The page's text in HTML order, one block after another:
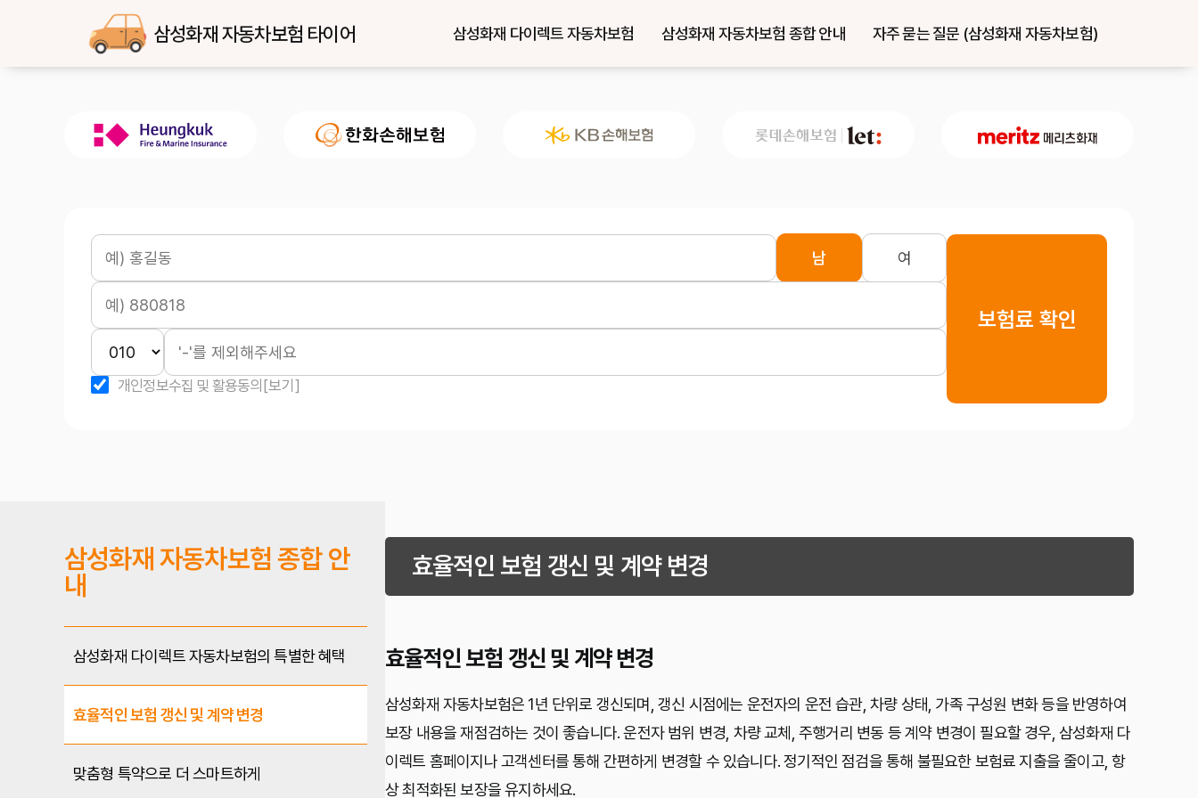
삼성화재 자동차보험 타이어 삼성화재 다이렉트 자동차보험 삼성화재 자동차보험 종합 안내 자주 묻는 질문 (삼성화재 자동차보험)
남 여
개인정보수집 및 활용동의 [보기]
보험료 확인
삼성화재 자동차보험 종합 안
내
삼성화재 다이렉트 자동차보험의 특별한 혜택
효율적인 보험 갱신 및 계약 변경
맞춤형 특약으로 더 스마트하게
효율적인 보험 갱신 및 계약 변경
효율적인 보험 갱신 및 계약 변경
삼성화재 자동차보험은 1년 단위로 갱신되며, 갱신 시점에는 운전자의 운전 습관, 차량 상태, 가족 구성원 변화 등을 반영하여
보장 내용을 재점검하는 것이 좋습니다. 운전자 범위 변경, 차량 교체, 주행거리 변동 등 계약 변경이 필요할 경우, 삼성화재 다
이렉트 홈페이지나 고객센터를 통해 간편하게 변경할 수 있습니다. 정기적인 점검을 통해 불필요한 보험료 지출을 줄이고, 항
상 최적화된 보장을 유지하세요.